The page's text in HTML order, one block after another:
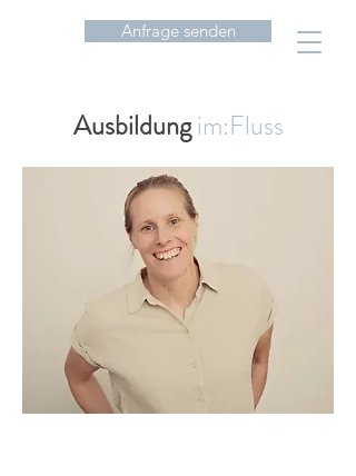
Anfrage senden
Ausbildungim:Fluss